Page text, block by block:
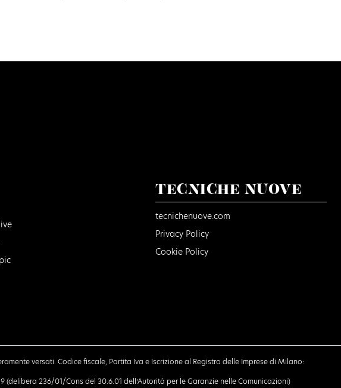
TECNICHE NUOVE
tecnichenuove.com
Privacy Policy
Cookie Policy
versati. Codice fiscale, Partita Iva e Iscrizione al Registro delle Imprese di Milano:
236/01/Cons del 30.6.01 dell’Autorità per le Garanzie nelle Comunicazioni)